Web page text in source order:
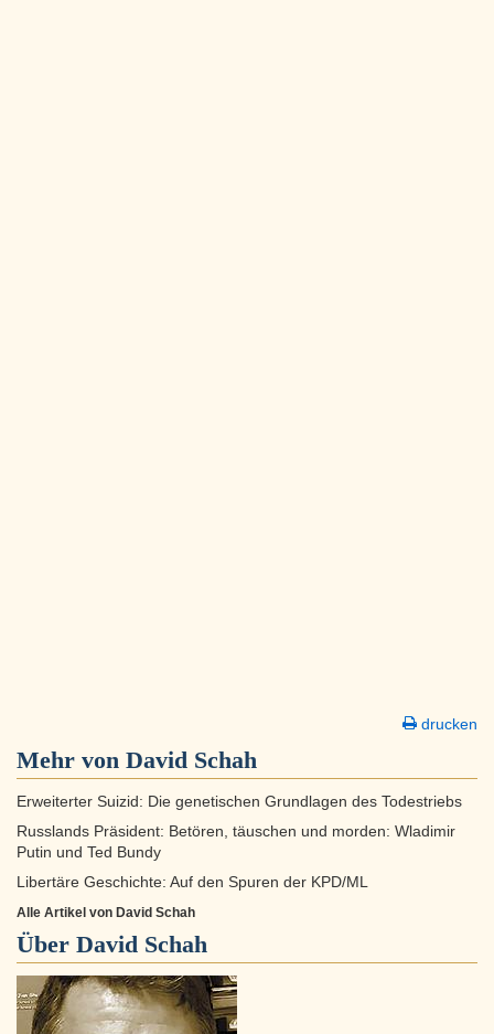
drucken
Mehr von David Schah
Erweiterter Suizid: Die genetischen Grundlagen des Todestriebs
Russlands Präsident: Betören, täuschen und morden: Wladimir
Putin und Ted Bundy
Libertäre Geschichte: Auf den Spuren der KPD/ML
Alle Artikel von David Schah
Über David Schah